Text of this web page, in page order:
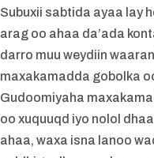
Subuxii sabtida ayaa lay
arag oo ahaa da’ada
darro muu weydiin
maxakamadda gobolka
Gudoomiyaha
oo xuquuqd iyo nolol
ahaa, waxa isna lanoo